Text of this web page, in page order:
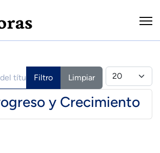
del título
Filtro Limpiar
Cantidad
y Crecimiento